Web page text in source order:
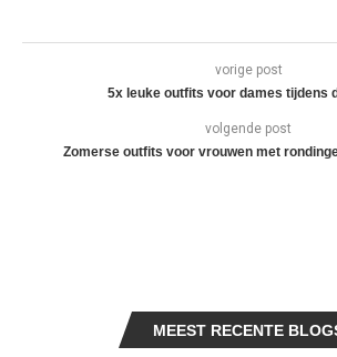
vorige post
5x leuke outfits voor dames tijdens
volgende post
Zomerse outfits voor vrouwen met
MEEST RECENTE